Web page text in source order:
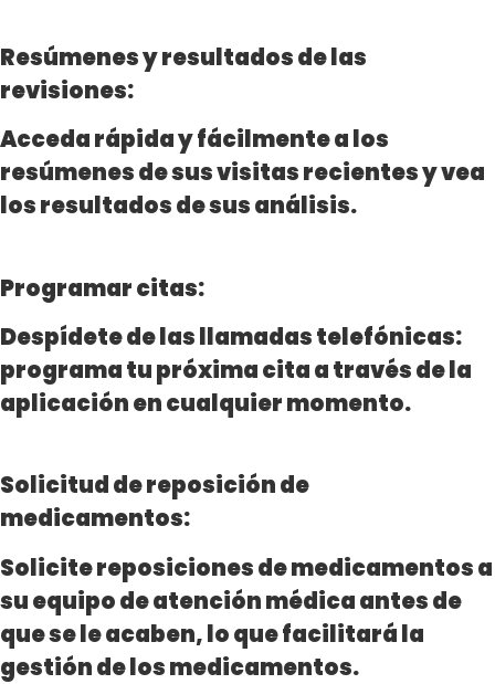
Resúmenes y resultados de las
revisiones:
Acceda rápida y fácilmente a los
resúmenes de sus visitas recientes y vea
los resultados de sus análisis.
Programar citas:
Despídete de las llamadas telefónicas:
programa tu próxima cita a través de la
aplicación en cualquier momento.
Solicitud de reposición de
medicamentos:
Solicite reposiciones de medicamentos a
su equipo de atención médica antes de
que se le acaben, lo que facilitará la
gestión de los medicamentos.